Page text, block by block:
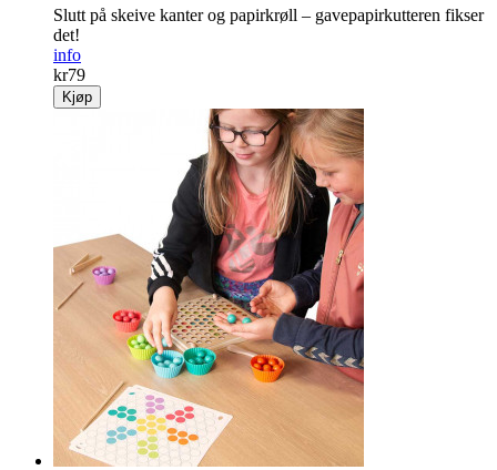
Slutt på skeive kanter og papirkrøll – gavepapirkutteren fikser
det!
info
kr79
Kjøp